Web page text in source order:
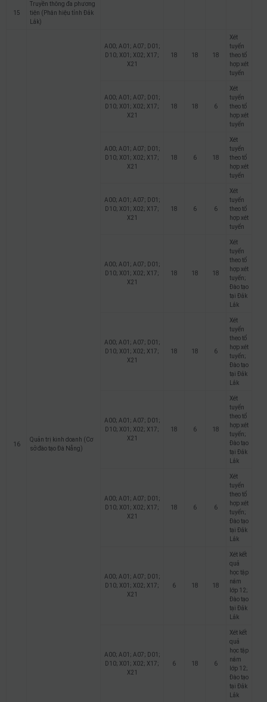
15
Truyền thông đa phương
tiện (Phân hiệu tỉnh Đắk
Lắk)
16
Quản trị kinh doanh (Cơ
sở đào tạo Đà Nẵng)
A00; A01; A07; D01;
D10; X01; X02; X17;
X21
18 18 18
Xét
tuyển
theo tổ
hợp xét
tuyển
A00; A01; A07; D01;
D10; X01; X02; X17;
X21
18 18 6
Xét
tuyển
theo tổ
hợp xét
tuyển
A00; A01; A07; D01;
D10; X01; X02; X17;
X21
18 6 18
Xét
tuyển
theo tổ
hợp xét
tuyển
A00; A01; A07; D01;
D10; X01; X02; X17;
X21
18 6 6
Xét
tuyển
theo tổ
hợp xét
tuyển
A00; A01; A07; D01;
D10; X01; X02; X17;
X21
18 18 18
Xét
tuyển
theo tổ
hợp xét
tuyển;
Đào tạo
tại Đắk
Lắk
A00; A01; A07; D01;
D10; X01; X02; X17;
X21
18 18 6
Xét
tuyển
theo tổ
hợp xét
tuyển;
Đào tạo
tại Đắk
Lắk
A00; A01; A07; D01;
D10; X01; X02; X17;
X21
18 6 18
Xét
tuyển
theo tổ
hợp xét
tuyển;
Đào tạo
tại Đắk
Lắk
A00; A01; A07; D01;
D10; X01; X02; X17;
X21
18 6 6
Xét
tuyển
theo tổ
hợp xét
tuyển;
Đào tạo
tại Đắk
Lắk
A00; A01; A07; D01;
D10; X01; X02; X17;
X21
6 18 18
Xét kết
quả
học tập
năm
lớp 12;
Đào tạo
tại Đắk
Lắk
A00; A01; A07; D01;
D10; X01; X02; X17;
X21
6 18 6
Xét kết
quả
học tập
năm
lớp 12;
Đào tạo
tại Đắk
Lắk